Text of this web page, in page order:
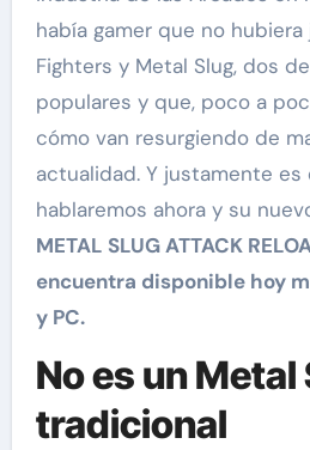
había gamer que no hubiera
Fighters y Metal Slug, dos
populares y que, poco a
cómo van resurgiendo de
actualidad. Y justamente es
hablaremos ahora y su
METAL SLUG ATTACK
encuentra disponible hoy
y PC.
No es un Metal
tradicional